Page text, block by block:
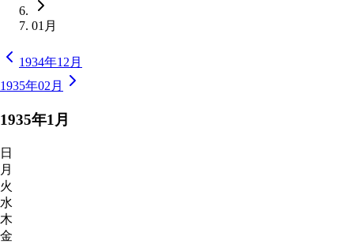
01月
1934年12月
1935年02月
1935年1 月
日
月
火
水
木
金